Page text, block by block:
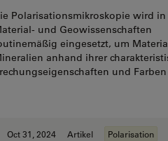
Neuroimmune Interactions in Alzheimer’s
Polarisationsmikroskopie wird in
und Geowissenschaften
eingesetzt, um
anhand ihrer
und
Oct 31, 2024 Artikel Polarisation